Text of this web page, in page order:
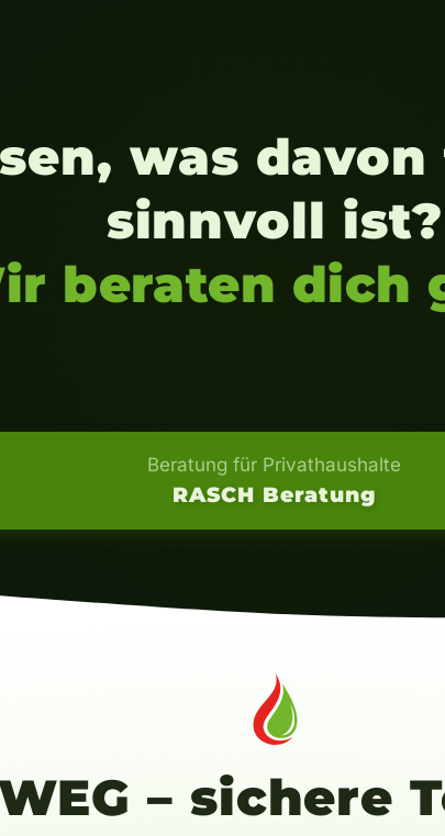
was
sinnvoll ist?
beraten dich
Beratung für Privathaushalte
RASCH Beratung
– sichere